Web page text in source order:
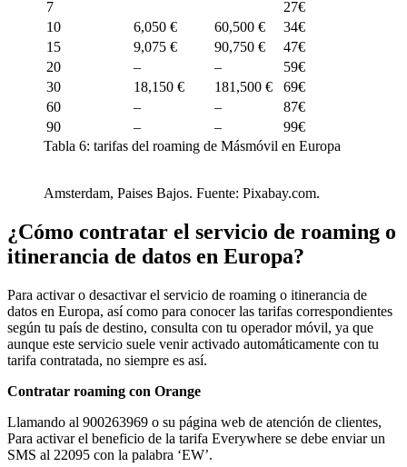
7
27€
10
6,050 € 60,500 €
34€
15
9,075 € 90,750 €
47€
20
– –
59€
30
18,150 € 181,500 €
69€
60
– –
87€
90
– –
99€
Tabla 6: tarifas del roaming de Másmóvil en Europa
Amsterdam, Paises Bajos. Fuente: Pixabay.com.
¿Cómo contratar el servicio de roaming o
itinerancia de datos en Europa?
Para activar o desactivar el servicio de roaming o itinerancia de
datos en Europa, así como para conocer las tarifas correspondientes
según tu país de destino, consulta con tu operador móvil, ya que
aunque este servicio suele venir activado automáticamente con tu
tarifa contratada, no siempre es así.
Contratar roaming con Orange
Llamando al 900263969 o su página web de atención de clientes,
Para activar el beneficio de la tarifa Everywhere se debe enviar un
SMS al 22095 con la palabra ‘EW’.